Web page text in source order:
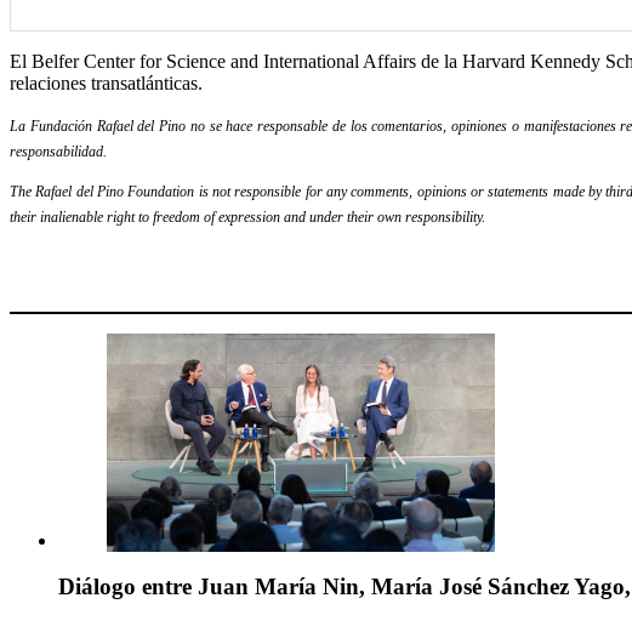
El Belfer Center for Science and International Affairs de la Harvard Kennedy
relaciones transatlánticas.
La Fundación Rafael del Pino no se hace responsable de los comentarios, opiniones o
responsabilidad.
The Rafael del Pino Foundation is not responsible for any comments, opinions or statements made by
their inalienable right to freedom of expression and under their own responsibility.
Diálogo entre Juan María Nin, María José Sánchez